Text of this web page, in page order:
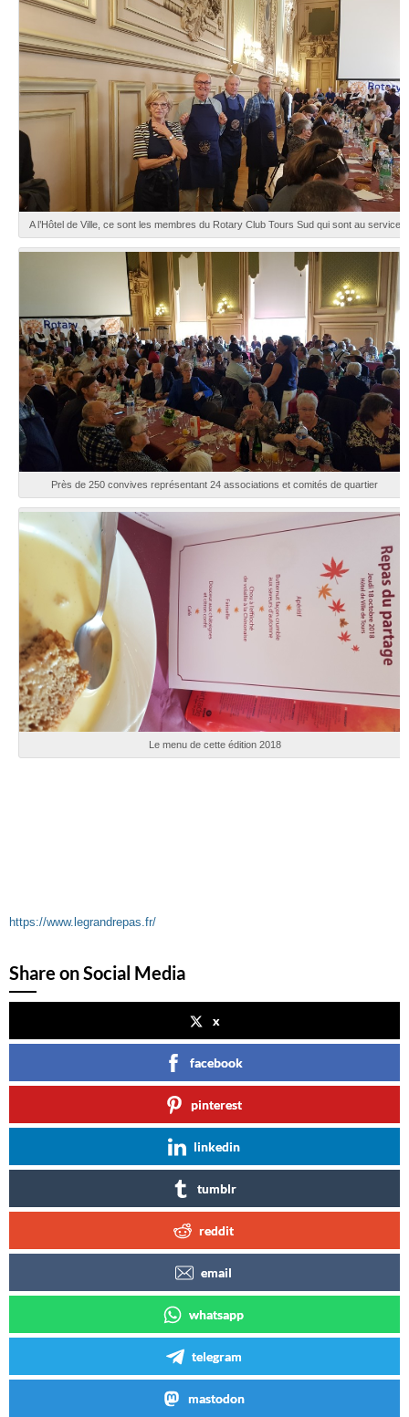
A l’Hôtel de Ville, ce sont les membres du Rotary Club Tours Sud qui sont au service
Près de 250 convives représentant 24 associations et comités de quartier
Le menu de cette édition 2018
https://www.legrandrepas.fr/
Share on Social Media
x
facebook
pinterest
linkedin
tumblr
reddit
email
whatsapp
telegram
mastodon